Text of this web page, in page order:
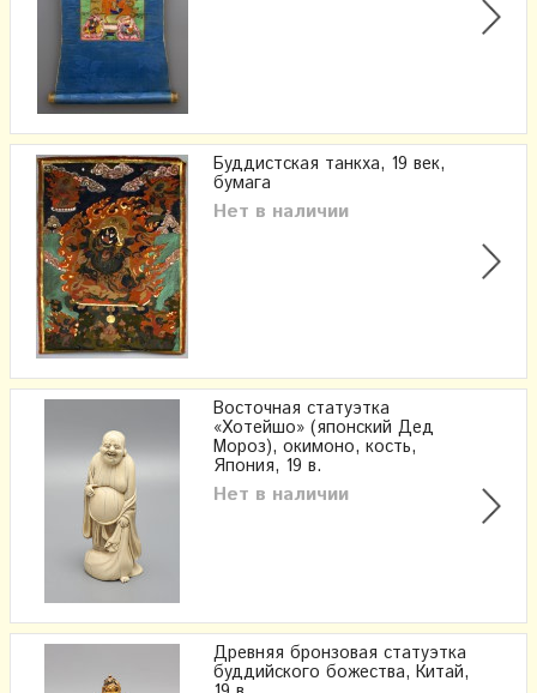
Буддистская танкха, 19 век,
бумага
Нет в наличии
Восточная статуэтка
«Хотейшо» (японский Дед
Мороз), окимоно, кость,
Япония, 19 в.
Нет в наличии
Древняя бронзовая статуэтка
буддийского божества, Китай,